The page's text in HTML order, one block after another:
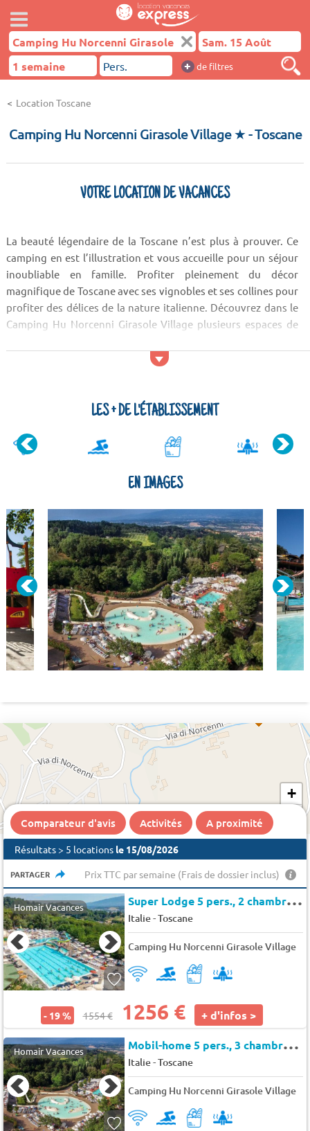
+ de filtres
Location Toscane
Camping Hu Norcenni Girasole Village ★- Toscane
VOTRE LOCATION DE VACANCES
La beauté légendaire de la Toscane n’est plus à prouver. Ce
camping en est l’illustration et vous accueille pour un séjour
inoubliable en famille. Profiter pleinement du décor
magnifique de Toscane avec ses vignobles et ses collines pour
profiter des délices de la nature italienne. Découvrez dans le
Camping Hu Norcenni Girasole Village plusieurs espaces de
vous pourrez patauger avec vos enfants, notamment un
LES + DE L'ÉTABLISSEMENT
EN IMAGES
+
Comparateur d'avis Activités A proximité
Résultats > 5 locations le 15/08/2026
PARTAGER Prix TTC par semaine (Frais de dossier inclus)
Homair Vacances S
uper Lodge 5 pers., 2 chambres, 28 m²
Italie-Toscane
Camping Hu Norcenni Girasole Village
- 19 % 1554 € 1256 € + d'infos >
Homair Vacances M
obil-home 5 pers., 3 chambres, 34 m²
Italie-Toscane
Camping Hu Norcenni Girasole Village